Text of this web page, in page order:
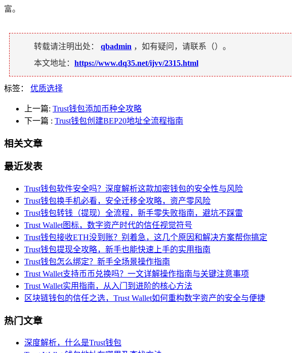
富。
转载请注明出处： qbadmin ，如有疑问，请联系（）。
本文地址： https://www.dq35.net/ijvv/2315.html
标签： 优质选择
上一篇: Trust钱包添加币种全攻略
下一篇 : Trust钱包创建BEP20地址全流程指南
相关文章
最近发表
Trust钱包软件安全吗？深度解析这款加密钱包的安全性与风险
Trust钱包换手机必看，安全迁移全攻略，资产零风险
Trust钱包转钱（提现）全流程，新手零失败指南，避坑不踩雷
Trust Wallet图标，数字资产时代的信任视觉符号
Trust钱包接收ETH没到账？别着急，这几个原因和解决方案帮你搞定
Trust钱包提现全攻略，新手也能快速上手的实用指南
Trust钱包怎么绑定？新手全场景操作指南
Trust Wallet支持币币兑换吗？一文详解操作指南与关键注意事项
Trust Wallet实用指南，从入门到进阶的核心方法
区块链钱包的信任之选，Trust Wallet如何重构数字资产的安全与便捷
热门文章
深度解析，什么是Trust钱包